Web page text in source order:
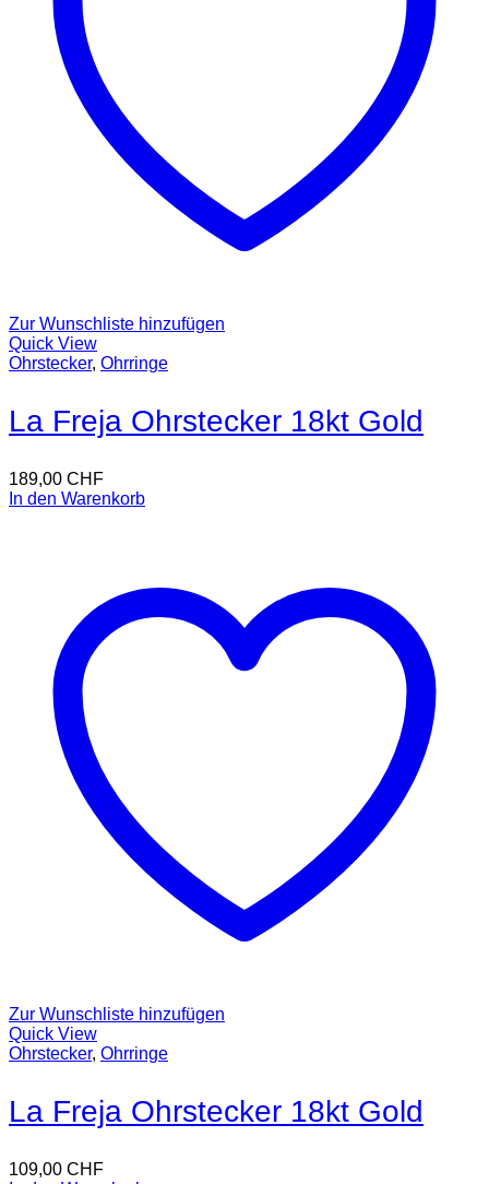
Zur Wunschliste hinzufügen
Quick View
Ohrstecker, Ohrringe
La Freja Ohrstecker 18kt Gold
189,00 CHF
In den Warenkorb
Zur Wunschliste hinzufügen
Quick View
Ohrstecker, Ohrringe
La Freja Ohrstecker 18kt Gold
109,00 CHF